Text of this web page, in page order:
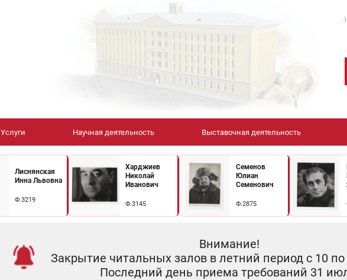
Услуги Научная деятельность Выставочная деятельность
Лиснянская
Инна Львовна
Ф.3219
Харджиев
Николай
Иванович
Ф.3145
Семенов
Юлиан
Семенович
Ф.2875
Внимание!
Закрытие читальных залов в летний период с 10 по
Последний день приема требований 31